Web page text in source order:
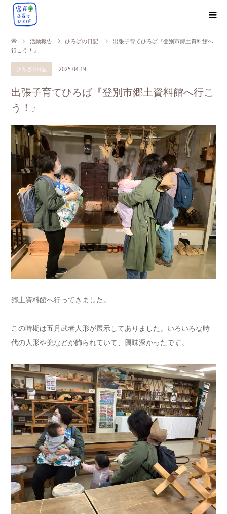
活動報告 ひろばの日記
出張子育てひろば『登別市郷土資料館へ
行こう！』
ひろばの日記 2025.04.19
出張子育てひろば『登別市郷土資料館へ行こ
う！』
郷土資料館へ行ってきました。
この時期は五月武者人形が展示してありました。いろいろな時
代の人形や兜などが飾られていて、興味深かったです。